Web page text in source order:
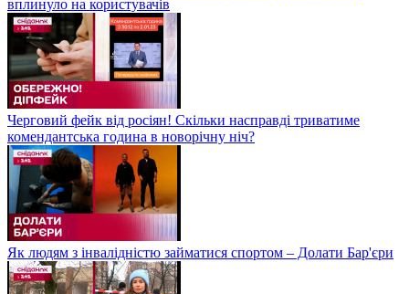
вплинуло на користувачів
Черговий фейк від росіян! Скільки насправді триватиме
комендантська година в новорічну ніч?
Як людям з інвалідністю займатися спортом – Долати Бар'єри